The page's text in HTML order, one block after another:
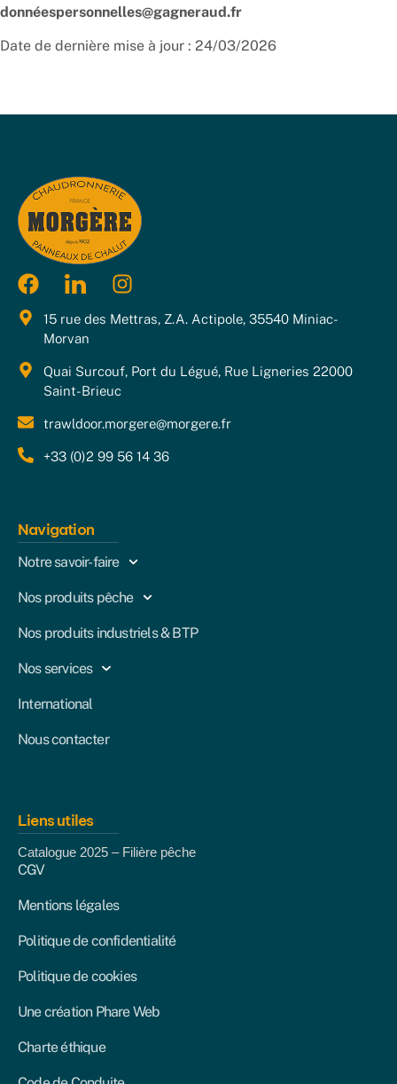
donnéespersonnelles@gagneraud.fr
Date de dernière mise à jour : 24/03/2026
15 rue des Mettras, Z.A. Actipole, 35540 Miniac-
Morvan
Quai Surcouf, Port du Légué, Rue Ligneries 22000
Saint-Brieuc
trawldoor.morgere@morgere.fr
+33 (0)2 99 56 14 36
Navigation
Notre savoir-faire
Nos produits pêche
Nos produits industriels & BTP
Nos services
International
Nous contacter
Liens utiles
Catalogue 2025 – Filière pêche
CGV
Mentions légales
Politique de confidentialité
Politique de cookies
Une création Phare Web
Charte éthique